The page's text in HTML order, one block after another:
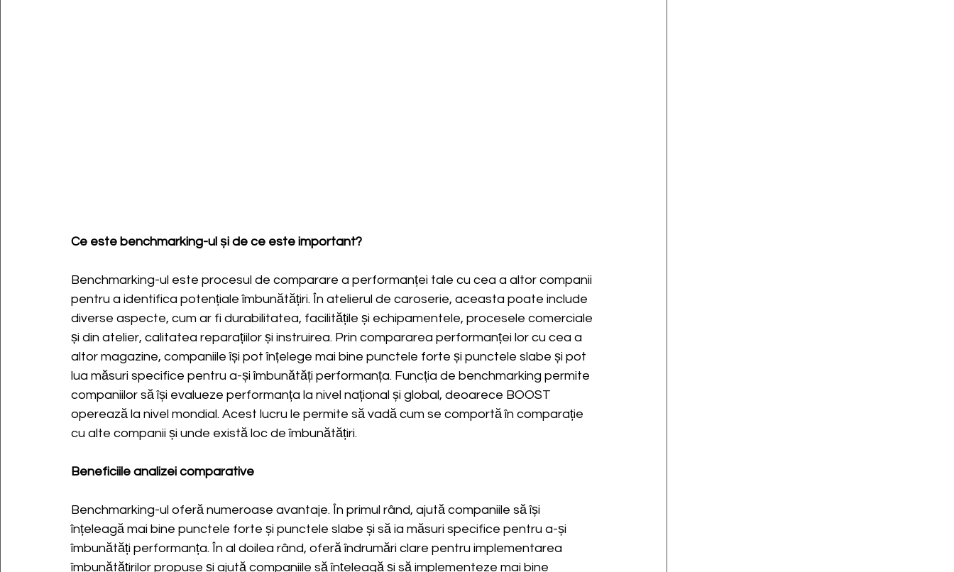
Ce este benchmarking-ul și de ce este important?
Benchmarking-ul este procesul de comparare a performanței tale cu cea a altor companii
pentru a identifica potențiale îmbunătățiri. În atelierul de caroserie, aceasta poate include
diverse aspecte, cum ar fi durabilitatea, facilitățile și echipamentele, procesele comerciale
și din atelier, calitatea reparațiilor și instruirea. Prin compararea performanței lor cu cea a
altor magazine, companiile își pot înțelege mai bine punctele forte și punctele slabe și pot
lua măsuri specifice pentru a-și îmbunătăți performanța. Funcția de benchmarking permite
companiilor să își evalueze performanța la nivel național și global, deoarece BOOST
operează la nivel mondial. Acest lucru le permite să vadă cum se comportă în comparație
cu alte companii și unde există loc de îmbunătățiri.
Beneficiile analizei comparative
Benchmarking-ul oferă numeroase avantaje. În primul rând, ajută companiile să își
înțeleagă mai bine punctele forte și punctele slabe și să ia măsuri specifice pentru a-și
îmbunătăți performanța. În al doilea rând, oferă îndrumări clare pentru implementarea
îmbunătățirilor propuse și ajută companiile să înțeleagă și să implementeze mai bine